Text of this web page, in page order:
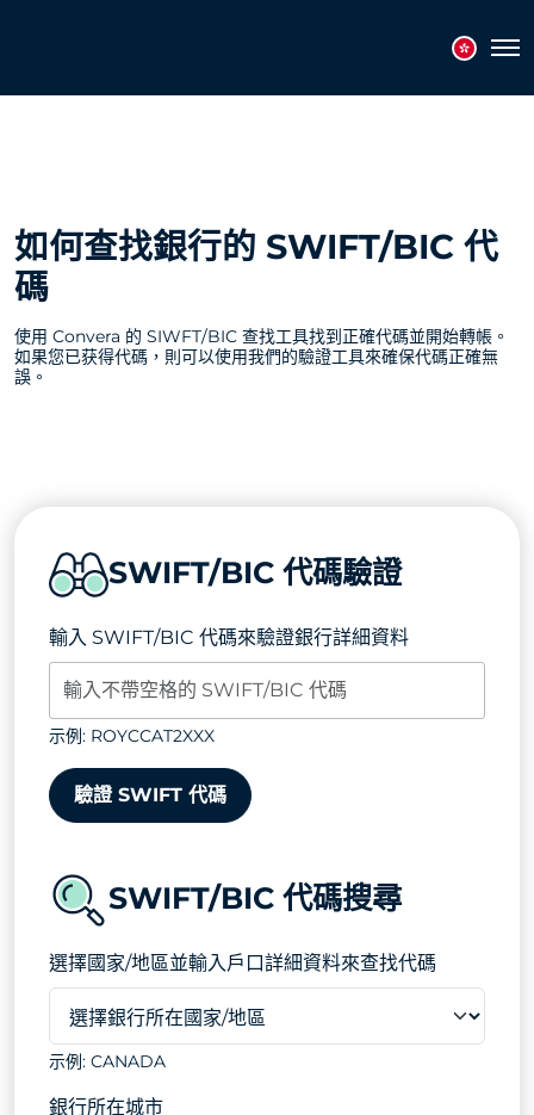
如何查找銀行的 SWIFT/BIC 代
碼
使用 Convera 的 SIWFT/BIC 查找工具找到正確代碼並開始轉帳。
如果您已获得代碼，則可以使用我們的驗證工具來確保代碼正確無
誤。
SWIFT/BIC 代碼驗證
輸入 SWIFT/BIC 代碼來驗證銀行詳細資料
示例: ROYCCAT2XXX
驗證 SWIFT 代碼
SWIFT/BIC 代碼搜尋
選擇國家/地區並輸入戶口詳細資料來查找代碼
示例: CANADA
銀行所在城市